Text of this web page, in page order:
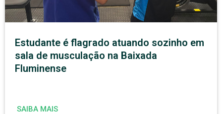
Estudante é flagrado atuando sozinho em
sala de musculação na Baixada
Fluminense
SAIBA MAIS